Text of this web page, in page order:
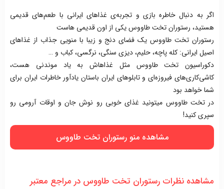
اگر به دنبال خاطره بازی و تجربه‌ی غذاهای ایرانی با طعم‌های قدیمی
هستید، رستوران تخت طاووس یکی از اون قدیمی هاست
رستوران تخت طاووس یک فضای دنج و زیبا با منویی جذاب از غذاهای
اصیل ایرانی: کله پاچه، حلیم، دیزی سنگی، نرگسی، کباب و …
دکوراسیون تخت طاووس مثل غذاهاش به یاد موندنی هست،
کاشی‌کاری‌های فیروزه‌ای و تابلوهای ایران باستان یادآور خاطرات ایران برای
شما خواهد بود
در تخت طاووس میتونید غذای خوبی رو نوش جان و اوقات آرومی رو
سپری کنید!
مشاهده منو رستوران تخت طاووس
مشاهده نظرات رستوران تخت طاووس در مراجع معتبر